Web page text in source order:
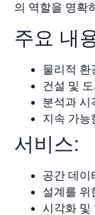
의 역할을 명확
주요 내
물리적 환
건설 및
분석과 시
지속 가능
서비스:
공간 데이
설계를 위
시각화 및